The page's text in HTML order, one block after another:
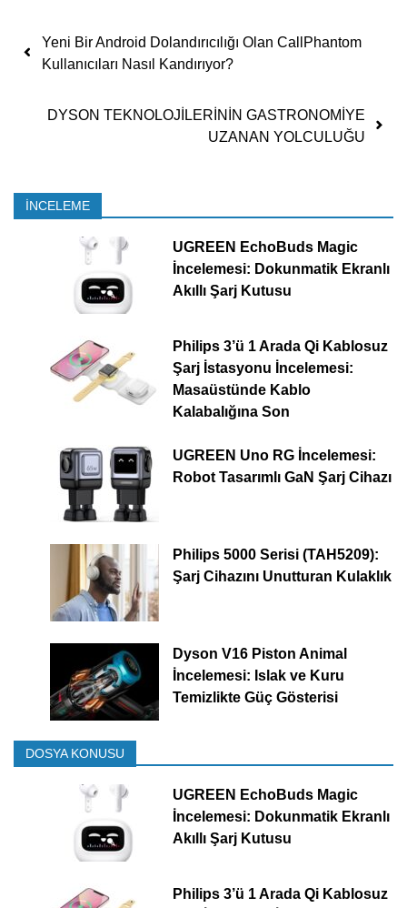
Yazı dolaşımı
Yeni Bir Android Dolandırıcılığı Olan CallPhantom
Kullanıcıları Nasıl Kandırıyor?
DYSON TEKNOLOJİLERİNİN GASTRONOMİYE
UZANAN YOLCULUĞU
İNCELEME
UGREEN EchoBuds Magic
İncelemesi: Dokunmatik Ekranlı
Akıllı Şarj Kutusu
Philips 3’ü 1 Arada Qi Kablosuz
Şarj İstasyonu İncelemesi:
Masaüstünde Kablo
Kalabalığına Son
UGREEN Uno RG İncelemesi:
Robot Tasarımlı GaN Şarj Cihazı
Philips 5000 Serisi (TAH5209):
Şarj Cihazını Unutturan Kulaklık
Dyson V16 Piston Animal
İncelemesi: Islak ve Kuru
Temizlikte Güç Gösterisi
DOSYA KONUSU
UGREEN EchoBuds Magic
İncelemesi: Dokunmatik Ekranlı
Akıllı Şarj Kutusu
Philips 3’ü 1 Arada Qi Kablosuz